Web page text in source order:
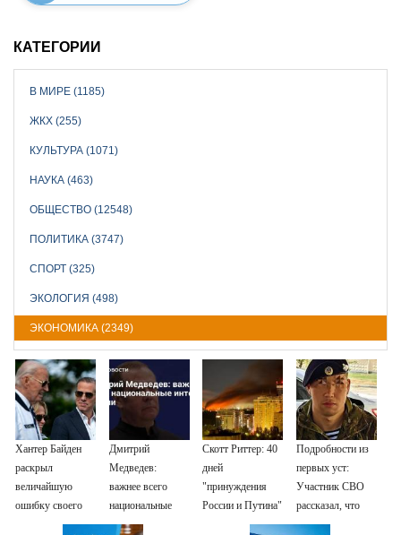
КАТЕГОРИИ
В МИРЕ (1185)
ЖКХ (255)
КУЛЬТУРА (1071)
НАУКА (463)
ОБЩЕСТВО (12548)
ПОЛИТИКА (3747)
СПОРТ (325)
ЭКОЛОГИЯ (498)
ЭКОНОМИКА (2349)
Хантер Байден
раскрыл
величайшую
ошибку своего
отца: бездействие
Дмитрий
Медведев:
важнее всего
национальные
интересы России
Скотт Риттер: 40
дней
"принуждения
России и Путина"
резко приблизили
Подробности из
первых уст:
Участник СВО
рассказал, что
спасло его в